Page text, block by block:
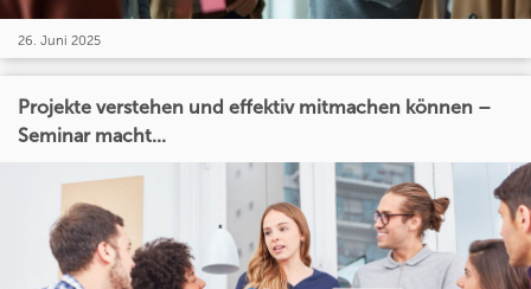
26. Juni 2025
Projekte verstehen und effektiv mitmachen können –
Seminar macht...